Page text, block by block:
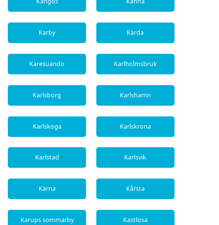
Karby Kärda
Karesuando Karlholmsbruk
Karlsborg Karlshamn
Karlskoga Karlskrona
Karlstad Karlsvik
Kärna Kårsta
Karups sommarby Kastlösa